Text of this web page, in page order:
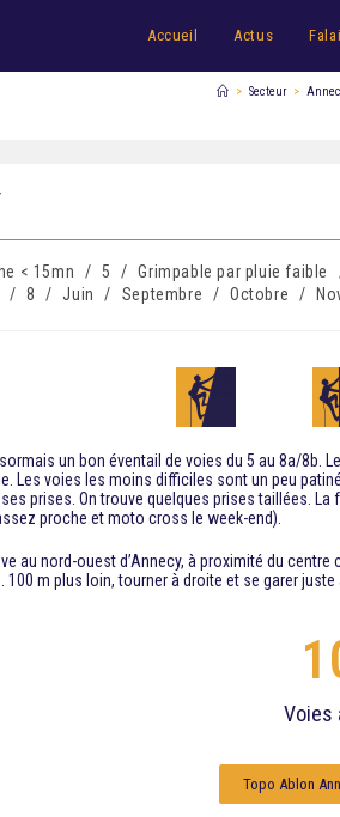
Accueil Actus
> Secteur >
< 15mn / 5 / Grimpable par pluie faible
/ 8 / Juin / Septembre / Octobre /
un bon éventail de voies du 5 au 8a/
Les voies les moins difficiles sont un peu
prises. On trouve quelques prises taillées.
proche et moto cross le week-end).
au nord-ouest d’Annecy, à proximité du
m plus loin, tourner à droite et se garer
Voies
Topo Ablon